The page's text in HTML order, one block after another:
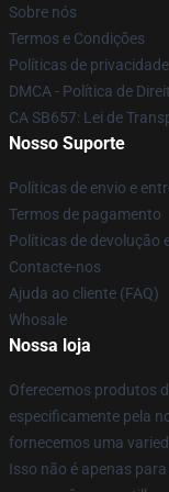
Sobre nós
Termos e Condições
Políticas de privacidade
DMCA - Política de
CA SB657: Lei de
Nosso Suporte
Políticas de envio e
Termos de pagamento
Políticas de devolução
Contacte-nos
Ajuda ao cliente (FAQ)
Whosale
Nossa loja
Oferecemos produtos
especificamente pela
fornecemos uma
Isso não é apenas